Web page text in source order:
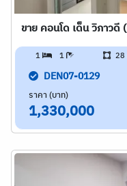
ขาย คอนโด เด็น วิภาวดี
1 1 28
DEN07-0129
ราคา (บาท)
1,330,000